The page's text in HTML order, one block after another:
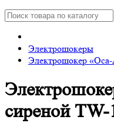
Электрошокеры
Электрошокер
сиреной TW-